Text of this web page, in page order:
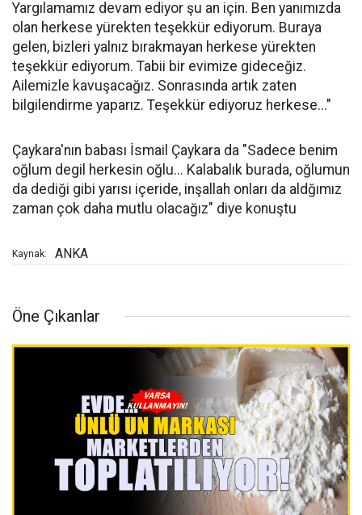
Yargılamamız devam ediyor şu an için. Ben yanımızda
olan herkese yürekten teşekkür ediyorum. Buraya
gelen, bizleri yalnız bırakmayan herkese yürekten
teşekkür ediyorum. Tabii bir evimize gideceğiz.
Ailemizle kavuşacağız. Sonrasında artık zaten
bilgilendirme yaparız. Teşekkür ediyoruz herkese..."
Çaykara'nın babası İsmail Çaykara da "Sadece benim
oğlum degil herkesin oğlu... Kalabalık burada, oğlumun
da dediği gibi yarısı içeride, inşallah onları da aldğımız
zaman çok daha mutlu olacağız" diye konuştu
Kaynak: ANKA
Öne Çıkanlar